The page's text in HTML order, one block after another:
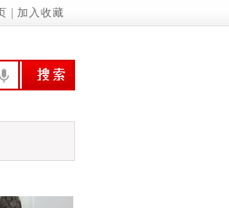
加入收藏
型
国